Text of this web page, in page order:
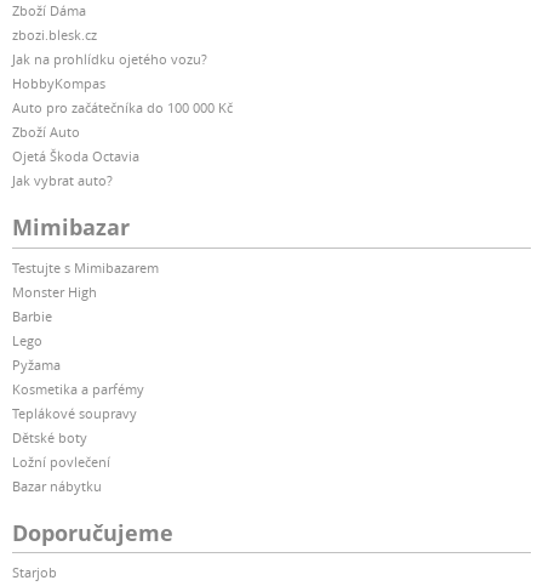
Zboží Dáma
zbozi.blesk.cz
Jak na prohlídku ojetého vozu?
HobbyKompas
Auto pro začátečníka do 100 000 Kč
Zboží Auto
Ojetá Škoda Octavia
Jak vybrat auto?
Mimibazar
Testujte s Mimibazarem
Monster High
Barbie
Lego
Pyžama
Kosmetika a parfémy
Teplákové soupravy
Dětské boty
Ložní povlečení
Bazar nábytku
Doporučujeme
Starjob